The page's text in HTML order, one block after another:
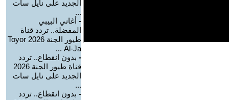
الجديد على نايل سات
...
- أغاني البيبي
المفضلة.. تردد قناة
طيور الجنة 2026 Toyor
Al-Ja ...
- بدون انقطاع.. تردد
قناة طيور الجنة 2026
الجديد على نايل سات
...
- بدون انقطاع.. تردد